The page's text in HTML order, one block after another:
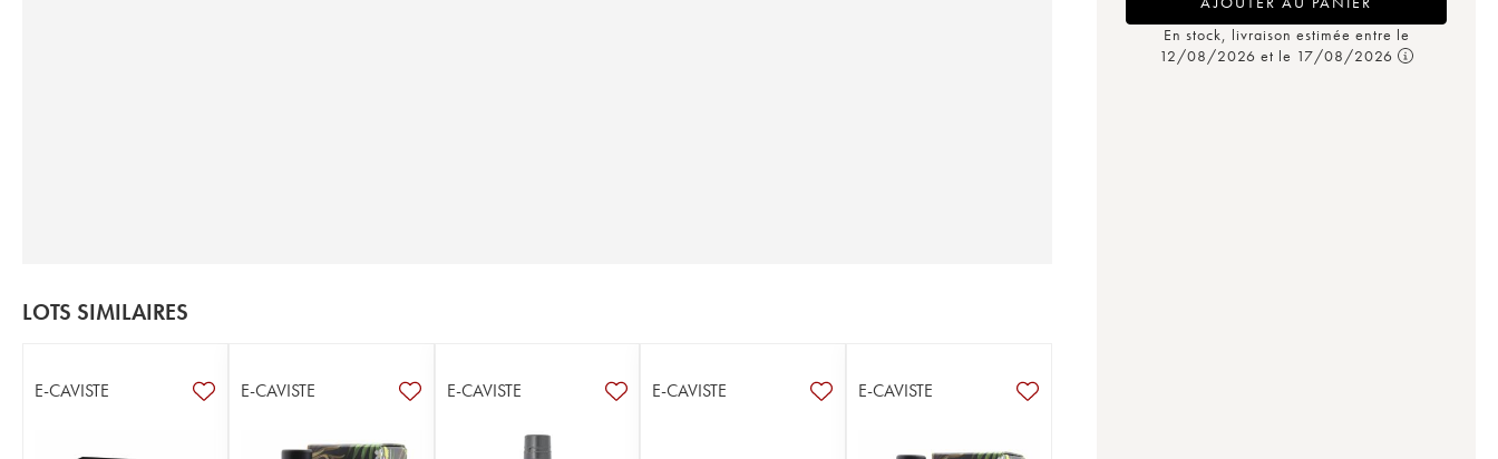
LOTS SIMILAIRES
E-CAVISTE E-CAVISTE E-CAVISTE E-CAVISTE E-CAVISTE
En stock, livraison estimée entre le
12/08/2026 et le 17/08/2026